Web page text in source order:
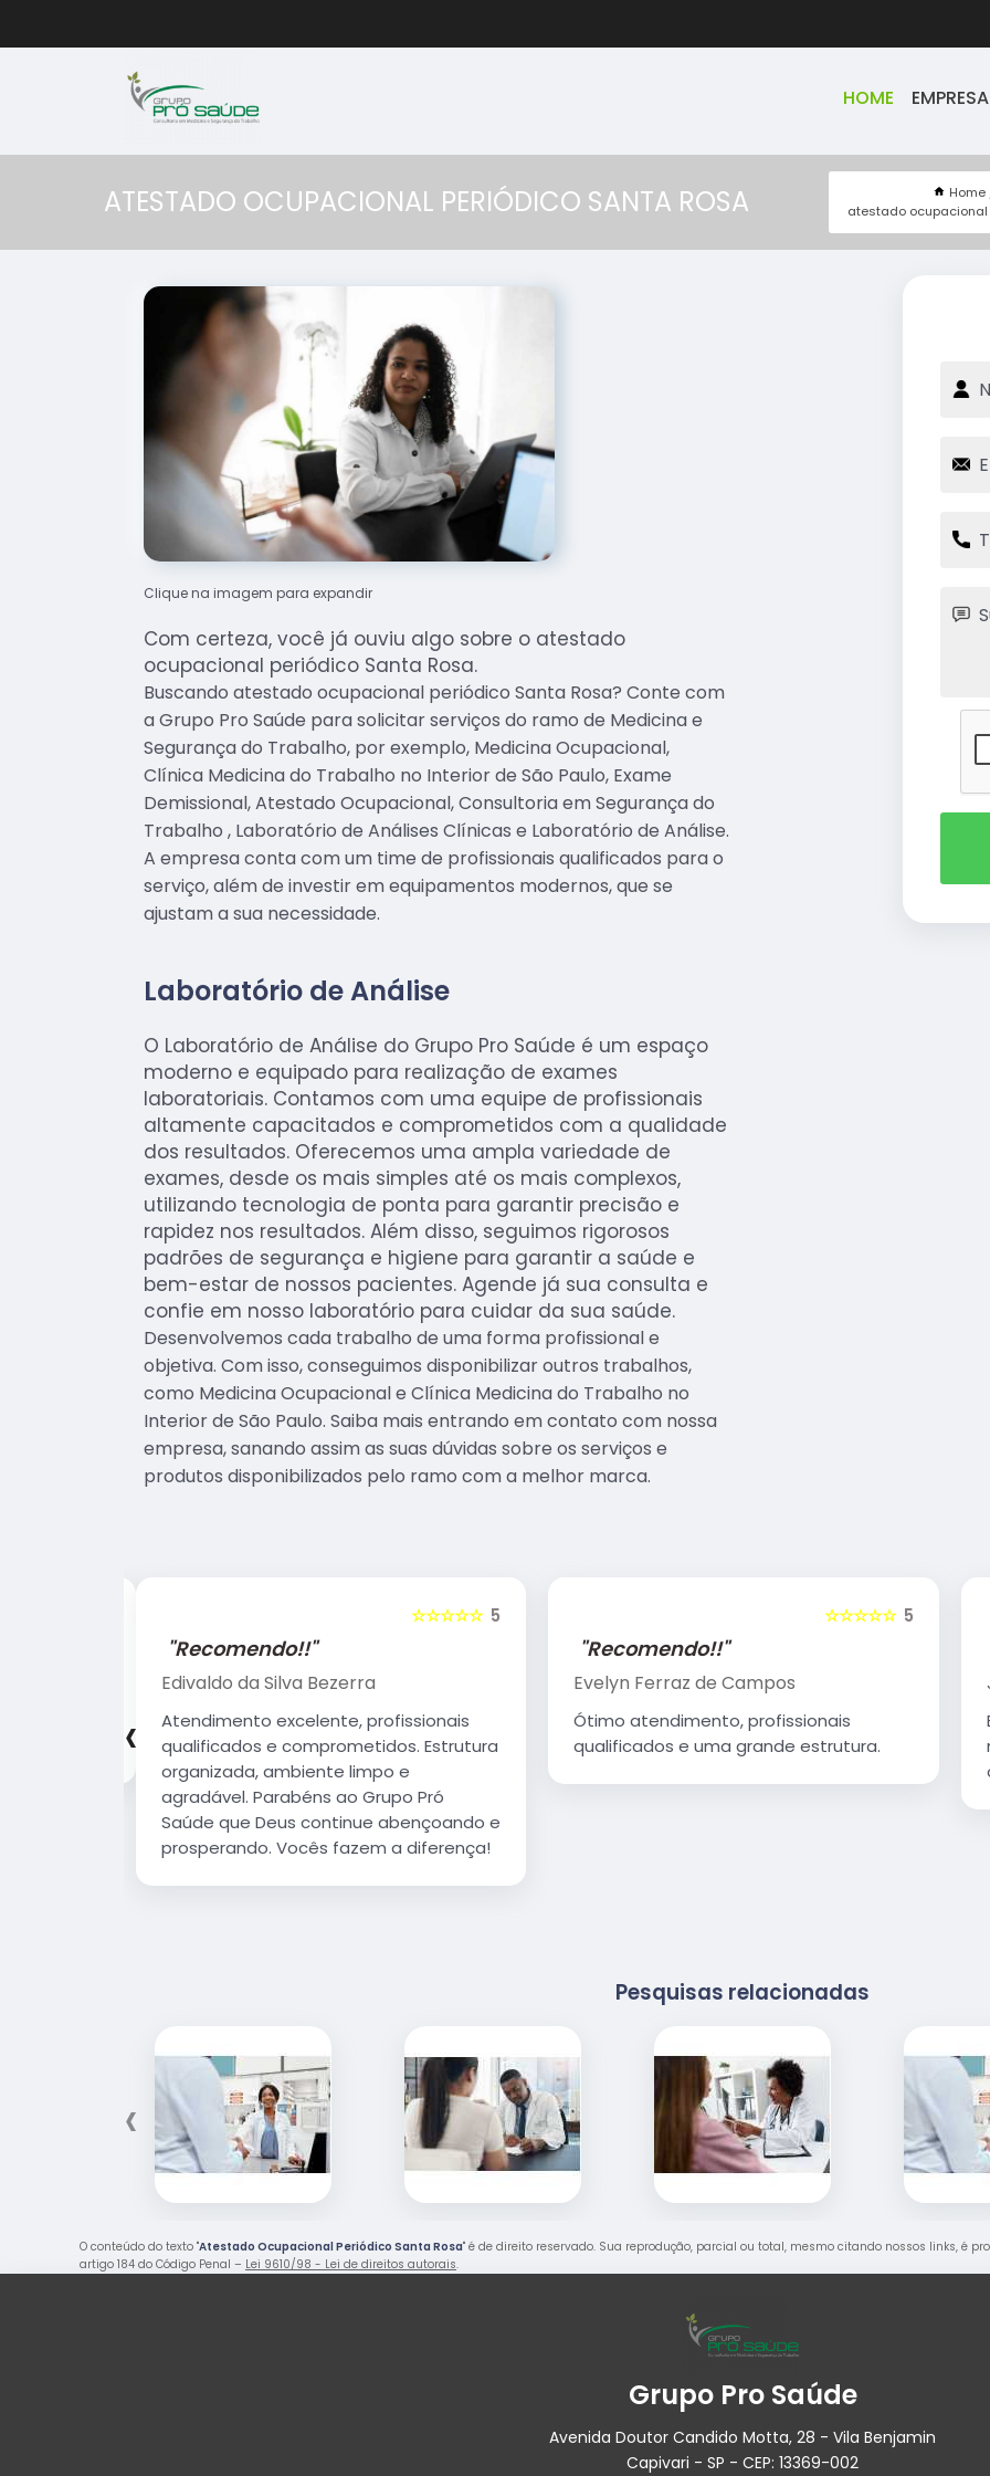
HOME EMPRESA
ATESTADO OCUPACIONAL PERIÓDICO SANTA ROSA Home
atestado
Clique na imagem para expandir
Com certeza, você já ouviu algo sobre o atestado
ocupacional periódico Santa Rosa.
Buscando atestado ocupacional periódico Santa Rosa? Conte com
a Grupo Pro Saúde para solicitar serviços do ramo de Medicina e
Segurança do Trabalho, por exemplo, Medicina Ocupacional,
Clínica Medicina do Trabalho no Interior de São Paulo, Exame
Demissional, Atestado Ocupacional, Consultoria em Segurança do
Trabalho , Laboratório de Análises Clínicas e Laboratório de Análise.
A empresa conta com um time de profissionais qualificados para o
serviço, além de investir em equipamentos modernos, que se
ajustam a sua necessidade.
Laboratório de Análise
O Laboratório de Análise do Grupo Pro Saúde é um espaço
moderno e equipado para realização de exames
laboratoriais. Contamos com uma equipe de profissionais
altamente capacitados e comprometidos com a qualidade
dos resultados. Oferecemos uma ampla variedade de
exames, desde os mais simples até os mais complexos,
utilizando tecnologia de ponta para garantir precisão e
rapidez nos resultados. Além disso, seguimos rigorosos
padrões de segurança e higiene para garantir a saúde e
bem-estar de nossos pacientes. Agende já sua consulta e
confie em nosso laboratório para cuidar da sua saúde.
Desenvolvemos cada trabalho de uma forma profissional e
objetiva. Com isso, conseguimos disponibilizar outros trabalhos,
como Medicina Ocupacional e Clínica Medicina do Trabalho no
Interior de São Paulo. Saiba mais entrando em contato com nossa
empresa, sanando assim as suas dúvidas sobre os serviços e
produtos disponibilizados pelo ramo com a melhor marca.
5
☆☆☆☆☆
"Recomendo!!"
Evelyn Ferraz de Campos
Ótimo atendimento, profissionais
qualificados e uma grande estrutura.
5
☆☆☆☆☆
"Recomendo!!"
Justini Ayres
Excelente atendimento, profissionais
muito bem treinados, ambiente muito
‹
Pesquisas relacionadas
‹
O conteúdo do texto "Atestado Ocupacional Periódico Santa Rosa" é de direito reservado. Sua reprodução, parcial ou total, mesmo citando nossos links, é
artigo 184 do Código Penal – Lei 9610/98 - Lei de direitos autorais.
Grupo Pro Saúde
Avenida Doutor Candido Motta, 28 - Vila Benjamin
Capivari - SP - CEP: 13369-002